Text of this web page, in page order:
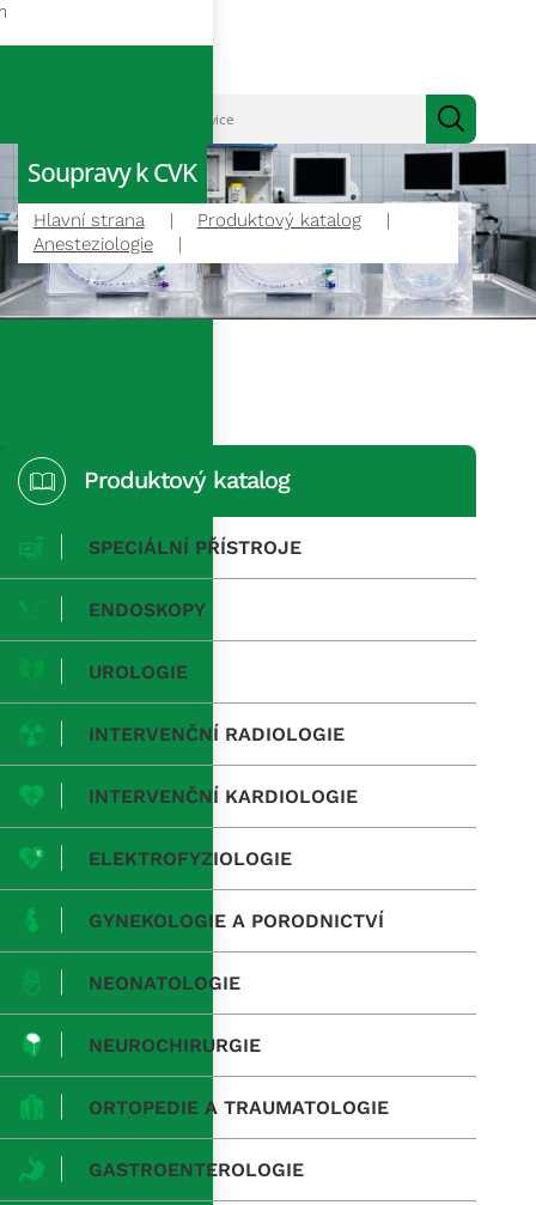
Soupravy k CVK
Hlavní strana
Produktový katalog
Anesteziologie
Produktový katalog
SPECIÁLNÍ PŘÍSTROJE
ENDOSKOPY
UROLOGIE
INTERVENČNÍ RADIOLOGIE
INTERVENČNÍ KARDIOLOGIE
ELEKTROFYZIOLOGIE
GYNEKOLOGIE A PORODNICTVÍ
NEONATOLOGIE
NEUROCHIRURGIE
ORTOPEDIE A TRAUMATOLOGIE
GASTROENTEROLOGIE